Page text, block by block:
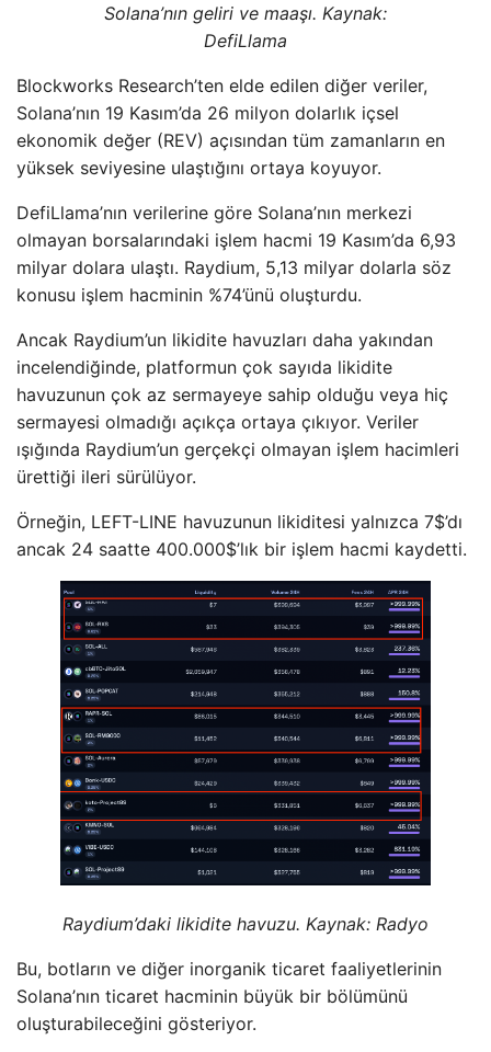
Solana’nın geliri ve maaşı. Kaynak:
DefiLlama
Blockworks Research’ten elde edilen diğer veriler,
Solana’nın 19 Kasım’da 26 milyon dolarlık içsel
ekonomik değer (REV) açısından tüm zamanların en
yüksek seviyesine ulaştığını ortaya koyuyor.
DefiLlama’nın verilerine göre Solana’nın merkezi
olmayan borsalarındaki işlem hacmi 19 Kasım’da 6,93
milyar dolara ulaştı. Raydium, 5,13 milyar dolarla söz
konusu işlem hacminin %74’ünü oluşturdu.
Ancak Raydium’un likidite havuzları daha yakından
incelendiğinde, platformun çok sayıda likidite
havuzunun çok az sermayeye sahip olduğu veya hiç
sermayesi olmadığı açıkça ortaya çıkıyor. Veriler
ışığında Raydium’un gerçekçi olmayan işlem hacimleri
ürettiği ileri sürülüyor.
Örneğin, LEFT-LINE havuzunun likiditesi yalnızca 7$’dı
ancak 24 saatte 400.000$’lık bir işlem hacmi kaydetti.
Raydium’daki likidite havuzu. Kaynak: Radyo
Bu, botların ve diğer inorganik ticaret faaliyetlerinin
Solana’nın ticaret hacminin büyük bir bölümünü
oluşturabileceğini gösteriyor.